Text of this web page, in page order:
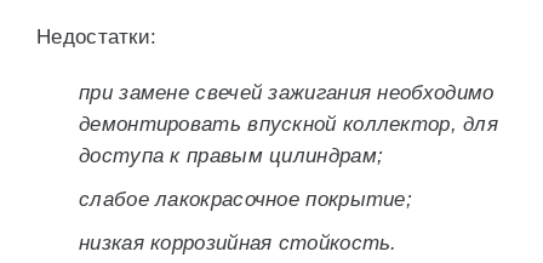
Недостатки:
при замене свечей зажигания необходимо
демонтировать впускной коллектор, для
доступа к правым цилиндрам;
слабое лакокрасочное покрытие;
низкая коррозийная стойкость.